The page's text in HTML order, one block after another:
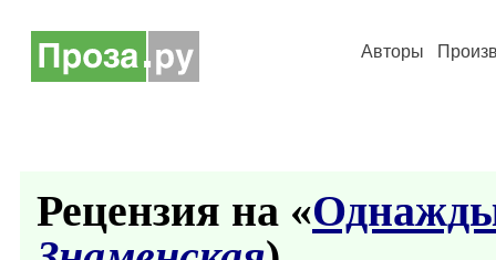
Авторы
Рецензия на «Однажды